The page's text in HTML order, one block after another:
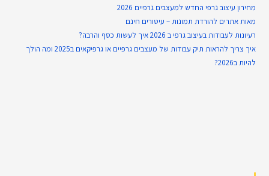
מחירון עיצוב גרפי החדש למעצבים גרפיים 2026
מאות אתרים להורדת תמונות – עיטורים חינם
רעיונות לעבודות בעיצוב גרפי ב 2026 איך לעשות כסף והרבה?
איך צריך להראות תיק עבודות של מעצבים גרפיים או גרפיקאים ב2025 ומה הולך
להיות ב2026?